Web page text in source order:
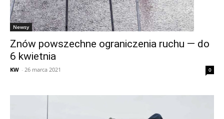
Newsy
Znów powszechne ograniczenia ruchu — do
6 kwietnia
KW - 26 marca 2021 0